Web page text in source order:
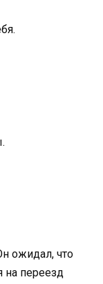
ожидал, что
на переезд